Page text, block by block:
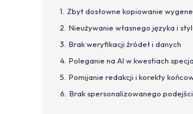
Zbyt dosłowne kopiowanie
Nieużywanie własnego języka i
Brak weryfikacji źródeł i danych
Poleganie na AI w kwestiach
Pomijanie redakcji i korekty
Brak spersonalizowanego